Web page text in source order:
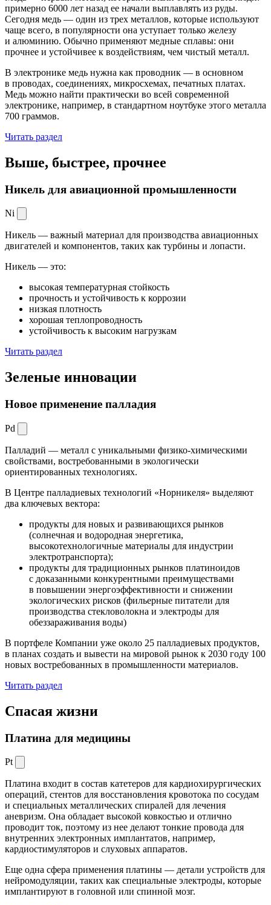
примерно 6000 лет назад ее начали выплавлять из руды.
Сегодня медь — один из трех металлов, которые используют
чаще всего, в популярности она уступает только железу
и алюминию. Обычно применяют медные сплавы: они
прочнее и устойчивее к воздействиям, чем чистый металл.
В электронике медь нужна как проводник — в основном
в проводах, соединениях, микросхемах, печатных платах.
Медь можно найти практически во всей современной
электронике, например, в стандартном ноутбуке этого металла
700 граммов.
Читать раздел
Выше, быстрее, прочнее
Никель для авиационной промышленности
Ni
Никель — важный материал для производства авиационных
двигателей и компонентов, таких как турбины и лопасти.
Никель — это:
высокая температурная стойкость
прочность и устойчивость к коррозии
низкая плотность
хорошая теплопроводность
устойчивость к высоким нагрузкам
Читать раздел
Зеленые инновации
Новое применение палладия
Pd
Палладий — металл с уникальными физико-химическими
свойствами, востребованными в экологически
ориентированных технологиях.
В Центре палладиевых технологий «Норникеля» выделяют
два ключевых вектора:
продукты для новых и развивающихся рынков
(солнечная и водородная энергетика,
высокотехнологичные материалы для индустрии
электротранспорта);
продукты для традиционных рынков платиноидов
с доказанными конкурентными преимуществами
в повышении энергоэффективности и снижении
экологических рисков (фильерные питатели для
производства стекловолокна и электроды для
обеззараживания воды)
В портфеле Компании уже около 25 палладиевых продуктов,
в планах создать и вывести на мировой рынок к 2030 году 100
новых востребованных в промышленности материалов.
Читать раздел
Спасая жизни
Платина для медицины
Pt
Платина входит в состав катетеров для кардиохирургических
операций, стентов для восстановления кровотока по сосудам
и специальных металлических спиралей для лечения
аневризм. Она обладает высокой ковкостью и отлично
проводит ток, поэтому из нее делают тонкие провода для
внутренних электронных имплантатов, например,
кардиостимуляторов и слуховых аппаратов.
Еще одна сфера применения платины — детали устройств для
нейромодуляции, таких как специальные электроды, которые
имплантируют в головной или спинной мозг.